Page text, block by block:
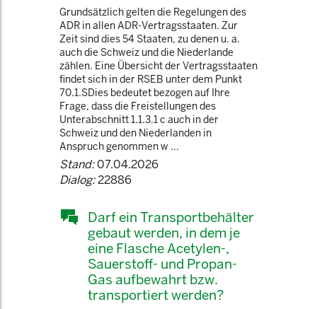
Grundsätzlich gelten die Regelungen des
ADR in allen ADR-Vertragsstaaten. Zur
Zeit sind dies 54 Staaten, zu denen u. a.
auch die Schweiz und die Niederlande
zählen. Eine Übersicht der Vertragsstaaten
findet sich in der RSEB unter dem Punkt
70.1.SDies bedeutet bezogen auf Ihre
Frage, dass die Freistellungen des
Unterabschnitt 1.1.3.1 c auch in der
Schweiz und den Niederlanden in
Anspruch genommen w ...
Stand:07.04.2026
Dialog:22886
Darf ein Transportbehälter
gebaut werden, in dem je
eine Flasche Acetylen-,
Sauerstoff- und Propan-
Gas aufbewahrt bzw.
transportiert werden?